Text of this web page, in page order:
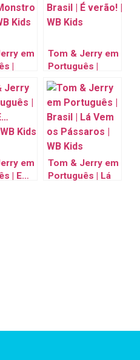
em
|
Tom & Jerry em
Português |
Brasil | É verão! |
WB Kids
em
| E…
Tom & Jerry em
Português | Lá